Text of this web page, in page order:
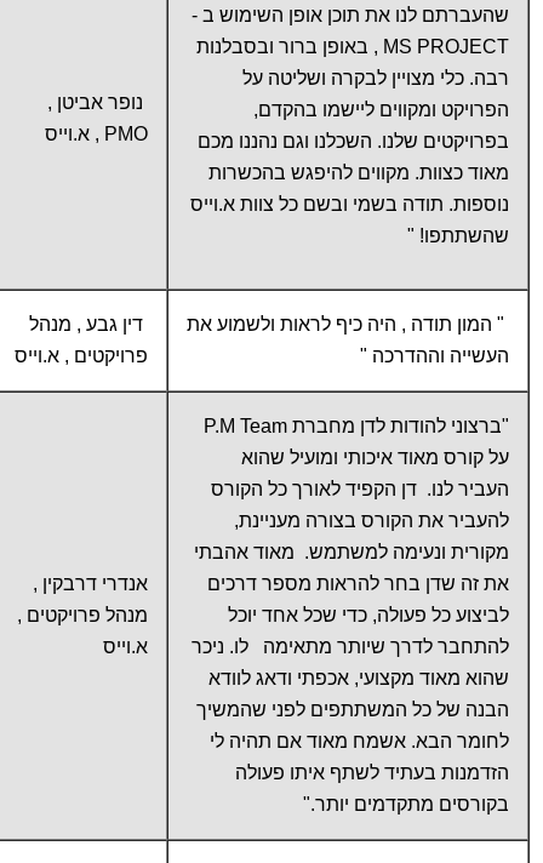
שהעברתם לנו את תוכן אופן השימוש ב -
MS PROJECT , באופן ברור ובסבלנות
רבה. כלי מצויין לבקרה ושליטה על
הפרויקט ומקווים ליישמו בהקדם,
בפרויקטים שלנו. השכלנו וגם נהננו מכם
מאוד כצוות. מקווים להיפגש בהכשרות
נוספות. תודה בשמי ובשם כל צוות א.וייס
שהשתתפו! "
נופר אביטן ,
PMO , א.וייס
" המון תודה , היה כיף לראות ולשמוע את
העשייה וההדרכה "
דין גבע , מנהל
פרויקטים , א.וייס
"ברצוני להודות לדן מחברת P.M Team
על קורס מאוד איכותי ומועיל שהוא
העביר לנו. דן הקפיד לאורך כל הקורס
להעביר את הקורס בצורה מעניינת,
מקורית ונעימה למשתמש. מאוד אהבתי
את זה שדן בחר להראות מספר דרכים
לביצוע כל פעולה, כדי שכל אחד יוכל
להתחבר לדרך שיותר מתאימה לו. ניכר
שהוא מאוד מקצועי, אכפתי ודאג לוודא
הבנה של כל המשתתפים לפני שהמשיך
לחומר הבא. אשמח מאוד אם תהיה לי
הזדמנות בעתיד לשתף איתו פעולה
בקורסים מתקדמים יותר."
אנדרי דרבקין ,
מנהל פרויקטים ,
א.וייס